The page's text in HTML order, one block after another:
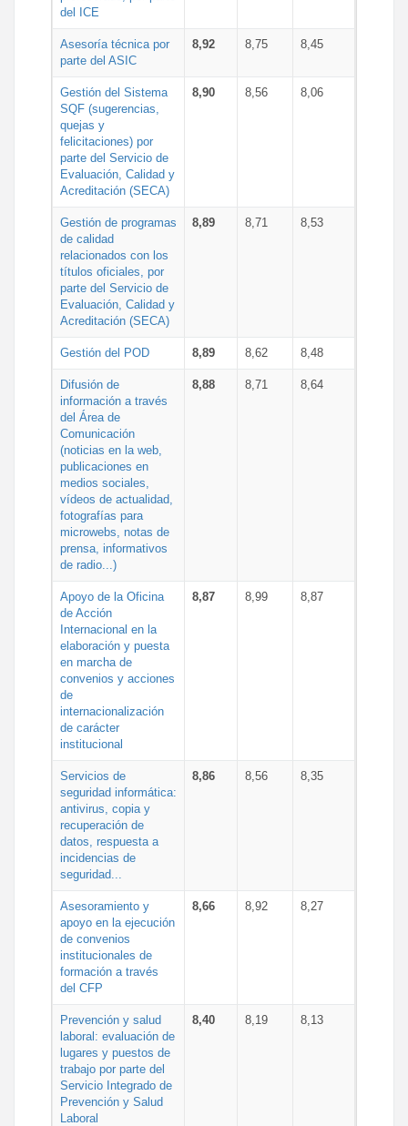
del ICE
Asesoría técnica por
parte del ASIC
8,92 8,75 8,45
Gestión del Sistema
SQF (sugerencias,
quejas y
felicitaciones) por
parte del Servicio de
Evaluación, Calidad y
Acreditación (SECA)
8,90 8,56 8,06
Gestión de programas
de calidad
relacionados con los
títulos oficiales, por
parte del Servicio de
Evaluación, Calidad y
Acreditación (SECA)
8,89 8,71 8,53
Gestión del POD 8,89 8,62 8,48
Difusión de
información a través
del Área de
Comunicación
(noticias en la web,
publicaciones en
medios sociales,
vídeos de actualidad,
fotografías para
microwebs, notas de
prensa, informativos
de radio...)
8,88 8,71 8,64
Apoyo de la Oficina
de Acción
Internacional en la
elaboración y puesta
en marcha de
convenios y acciones
de
internacionalización
de carácter
institucional
8,87 8,99 8,87
Servicios de
seguridad informática:
antivirus, copia y
recuperación de
datos, respuesta a
incidencias de
seguridad...
8,86 8,56 8,35
Asesoramiento y
apoyo en la ejecución
de convenios
institucionales de
formación a través
del CFP
8,66 8,92 8,27
Prevención y salud
laboral: evaluación de
lugares y puestos de
trabajo por parte del
Servicio Integrado de
Prevención y Salud
Laboral
8,40 8,19 8,13